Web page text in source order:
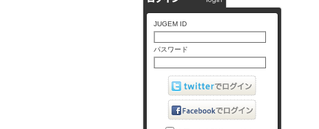
JUGEM ID
パスワード